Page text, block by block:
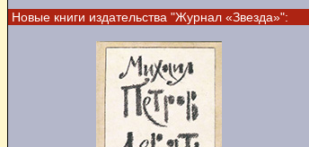
Новые книги издательства "Журнал «Звезда»":